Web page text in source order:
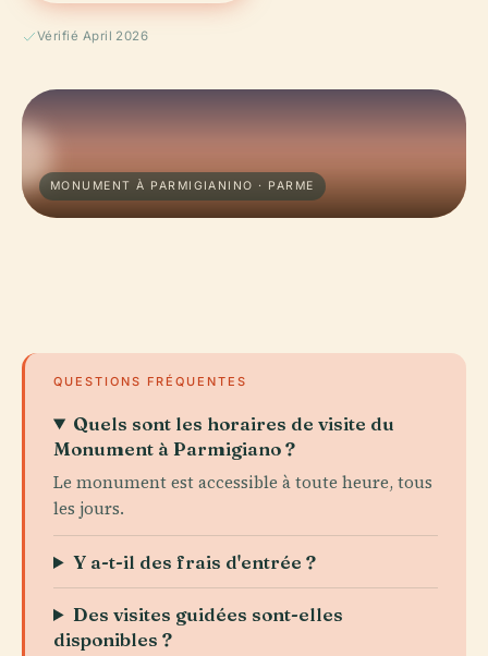
Vérifié April 2026
MONUMENT À PARMIGIANINO · PARME
QUESTIONS FRÉQUENTES
Quels sont les horaires de visite du
Monument à Parmigiano ?
Le monument est accessible à toute heure, tous
les jours.
Y a-t-il des frais d'entrée ?
Des visites guidées sont-elles
disponibles ?